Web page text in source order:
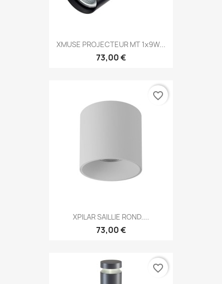
XMUSE PROJECTEUR MT 1x9W...
73,00 €
XPILAR SAILLIE ROND....
73,00 €
favorite_border
favorite_border